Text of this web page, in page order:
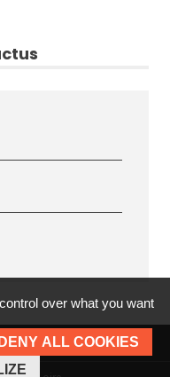
légales Cookies
over what you want
DENY ALL COOKIES